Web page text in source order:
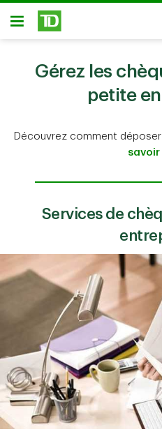
Passer au contenu principal
Ouvert
Gérez les
petite
Découvrez comment
savoir
Services de